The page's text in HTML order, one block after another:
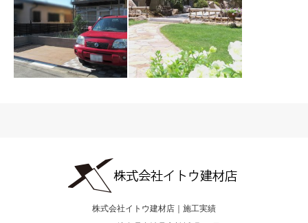
【CASE136】多治
見市 H様
【CASE133】多治
見市M様
見市 K様
株式会社イトウ建材店｜施工実績